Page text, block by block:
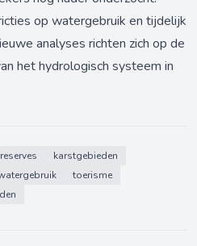
op watergebruik en tijdelijk
analyses richten zich op de
het hydrologisch systeem in
karstgebieden
toerisme